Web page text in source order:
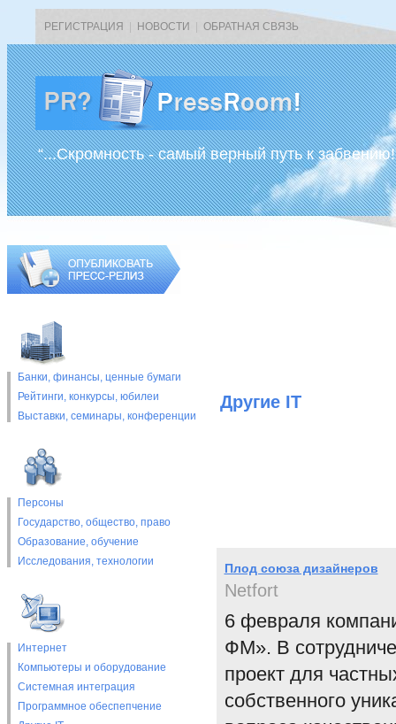
РЕГИСТРАЦИЯ НОВОСТИ ОБРАТНАЯ СВЯЗЬ
“...Скромность - самый верный путь к
Банки, финансы, ценные бумаги
Рейтинги, конкурсы, юбилеи
Выставки, cеминары, конференции
Персоны
Государство, общество, право
Образование, обучение
Исследования, технологии
Интернет
Компьютеры и оборудование
Системная интеграция
Программное обеспепчение
Другие IT
Плод союза дизайнеров
Netfort
6 февраля
ФМ». В
проект для
собственного